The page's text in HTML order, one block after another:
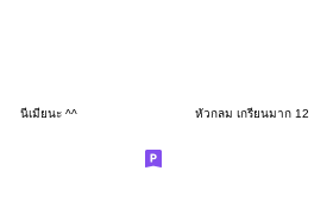
นี่เมียนะ ^^ หัวกลม เกรียนมาก 12